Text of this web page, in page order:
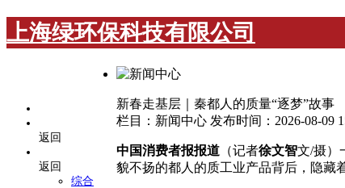
上海绿环保科技有限公司
返回
返回
综合
新春走基层｜秦都人的质量“逐梦”故事
栏目：新闻中心 发布时间：2026-08-09
中国消费者报报道 （记者徐文智文/摄）
貌不扬的都人的质工业产品背后，隐藏